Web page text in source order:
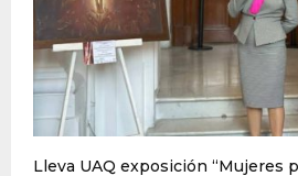
Lleva UAQ exposición “Mujeres